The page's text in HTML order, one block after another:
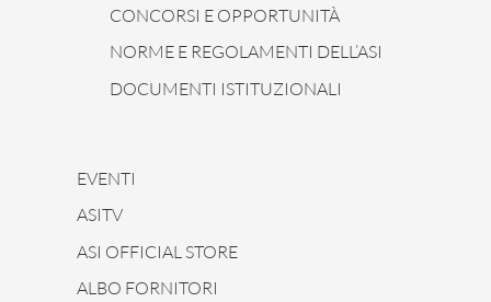
CONCORSI E OPPORTUNITÀ
NORME E REGOLAMENTI DELL’ASI
DOCUMENTI ISTITUZIONALI
EVENTI
ASITV
ASI OFFICIAL STORE
ALBO FORNITORI